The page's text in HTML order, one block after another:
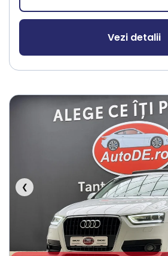
Vezi detalii
❮